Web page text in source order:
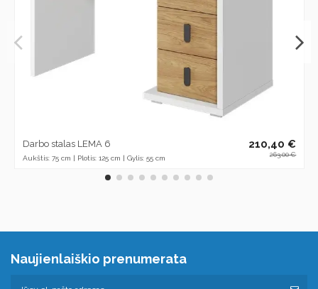
Darbo stalas LEMA 6
Aukštis: 75 cm | Plotis: 125 cm | Gylis: 55 cm
210,40 €
263,00 €
Naujienlaiškio prenumerata